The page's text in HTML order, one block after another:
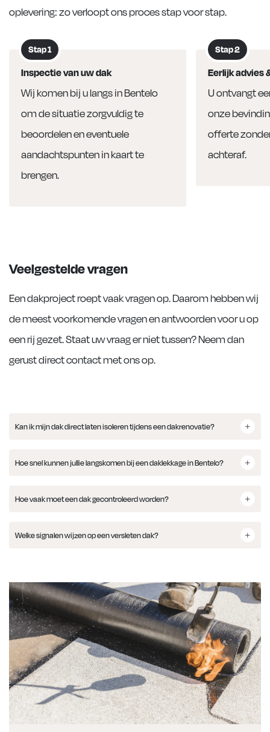
oplevering: zo verloopt ons proces stap voor stap.
Stap 1
Inspectie van uw dak
Wij komen bij u langs in Bentelo
om de situatie zorgvuldig te
beoordelen en eventuele
aandachtspunten in kaart te
brengen.
Stap 2
Eerlijk advies
U ontvangt
onze
offerte
achteraf.
Veelgestelde vragen
Een dakproject roept vaak vragen op. Daarom hebben wij
de meest voorkomende vragen en antwoorden voor u op
een rij gezet. Staat uw vraag er niet tussen? Neem dan
gerust direct contact met ons op.
Kan ik mijn dak direct laten isoleren tijdens een dakrenovatie?
Hoe snel kunnen jullie langskomen bij een daklekkage in Bentelo?
Hoe vaak moet een dak gecontroleerd worden?
Welke signalen wijzen op een versleten dak?